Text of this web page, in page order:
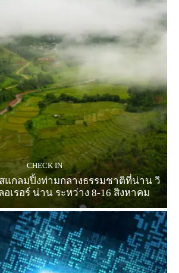
CHECK IN
กลมปิ้งท่ามกลางธรรมชาติที่น่าน วิ
เรอร์ น่าน ระหว่าง 8-16 สิงหาคม